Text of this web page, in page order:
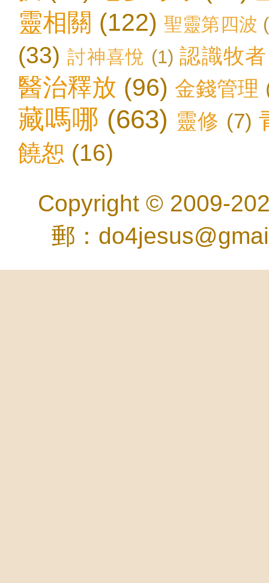
靈相關 (122) 聖靈第四波
(33) 討神喜悅 (1) 認識牧者
醫治釋放 (96) 金錢管理
藏嗎哪 (663) 靈修 (7)
饒恕 (16)
Copyright © 2009-
郵：